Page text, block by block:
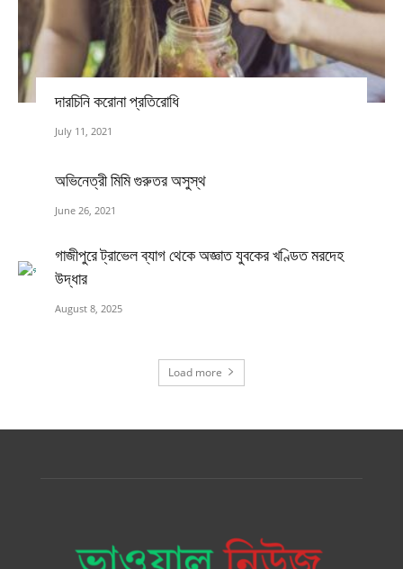
দারচিনি করোনা প্রতিরোধি
July 11, 2021
অভিনেত্রী মিমি গুরুতর অসুস্থ
June 26, 2021
গাজীপুরে ট্রাভেল ব্যাগ থেকে অজ্ঞাত যুবকের খণ্ডিত মরদেহ
উদ্ধার
August 8, 2025
Load more